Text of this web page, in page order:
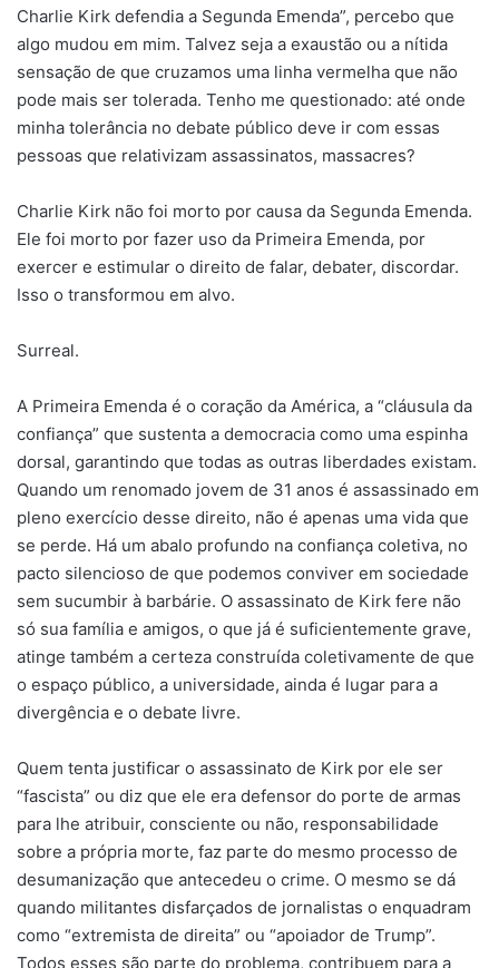
Charlie Kirk defendia a Segunda Emenda”, percebo que
algo mudou em mim. Talvez seja a exaustão ou a nítida
sensação de que cruzamos uma linha vermelha que não
pode mais ser tolerada. Tenho me questionado: até onde
minha tolerância no debate público deve ir com essas
pessoas que relativizam assassinatos, massacres?
Charlie Kirk não foi morto por causa da Segunda Emenda.
Ele foi morto por fazer uso da Primeira Emenda, por
exercer e estimular o direito de falar, debater, discordar.
Isso o transformou em alvo.
Surreal.
A Primeira Emenda é o coração da América, a “cláusula da
confiança” que sustenta a democracia como uma espinha
dorsal, garantindo que todas as outras liberdades existam.
Quando um renomado jovem de 31 anos é assassinado em
pleno exercício desse direito, não é apenas uma vida que
se perde. Há um abalo profundo na confiança coletiva, no
pacto silencioso de que podemos conviver em sociedade
sem sucumbir à barbárie. O assassinato de Kirk fere não
só sua família e amigos, o que já é suficientemente grave,
atinge também a certeza construída coletivamente de que
o espaço público, a universidade, ainda é lugar para a
divergência e o debate livre.
Quem tenta justificar o assassinato de Kirk por ele ser
“fascista” ou diz que ele era defensor do porte de armas
para lhe atribuir, consciente ou não, responsabilidade
sobre a própria morte, faz parte do mesmo processo de
desumanização que antecedeu o crime. O mesmo se dá
quando militantes disfarçados de jornalistas o enquadram
como “extremista de direita” ou “apoiador de Trump”.
Todos esses são parte do problema, contribuem para a